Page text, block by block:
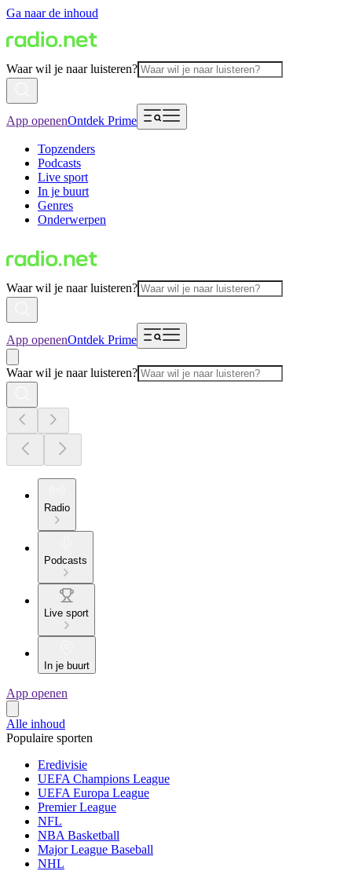
Ga naar de inhoud
Waar wil je naar luisteren?
App openenOntdek Prime
Topzenders
Podcasts
Live sport
In je buurt
Genres
Onderwerpen
Waar wil je naar luisteren?
App openenOntdek Prime
Waar wil je naar luisteren?
Radio
Podcasts
Live sport
In je buurt
App openen
Alle inhoud
Populaire sporten
Eredivisie
UEFA Champions League
UEFA Europa League
Premier League
NFL
NBA Basketball
Major League Baseball
NHL